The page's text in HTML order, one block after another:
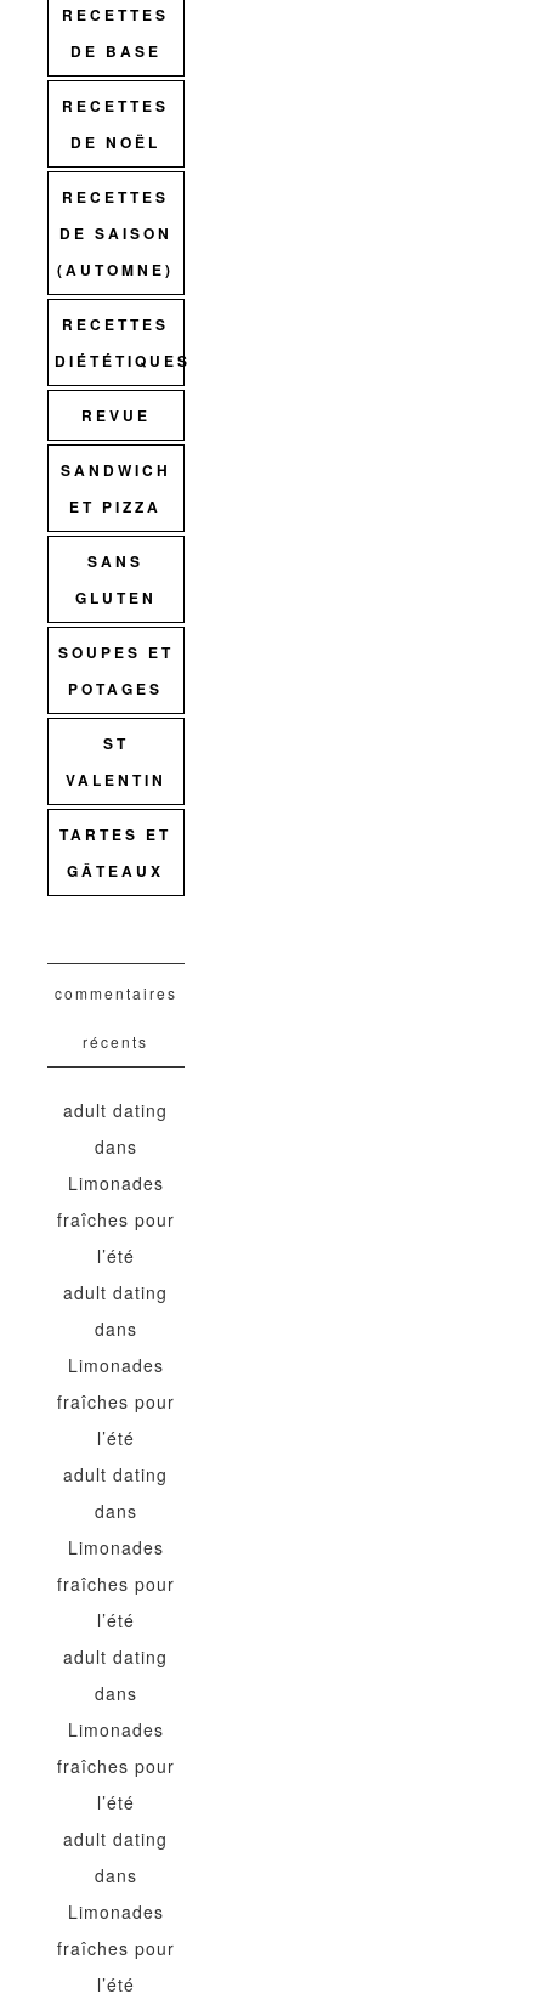
RECETTES
DE BASE
RECETTES
DE NOËL
RECETTES
DE SAISON
(AUTOMNE)
RECETTES
DIÉTÉTIQUES
REVUE
SANDWICH
ET PIZZA
SANS
GLUTEN
SOUPES ET
POTAGES
ST
VALENTIN
TARTES ET
GÂTEAUX
commentaires
récents
adult dating
dans
Limonades
fraîches pour
l’été
adult dating
dans
Limonades
fraîches pour
l’été
adult dating
dans
Limonades
fraîches pour
l’été
adult dating
dans
Limonades
fraîches pour
l’été
adult dating
dans
Limonades
fraîches pour
l’été